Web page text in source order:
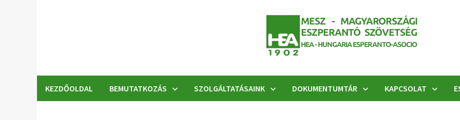
KEZDŐOLDAL BEMUTATKOZÁS SZOLGÁLTATÁSAINK DOKUMENTUMTÁR KAPCSOLAT